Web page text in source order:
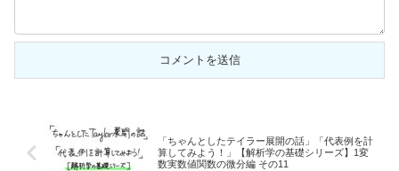
「ちゃんとしたテイラー展開の話」「代表例を計
算してみよう！」【解析学の基礎シリーズ】1変
数実数値関数の微分編 その11